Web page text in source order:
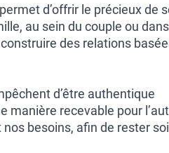
d’offrir le précieux de
au sein du couple ou
des relations
d’être authentique
manière recevable pour
besoins, afin de rester